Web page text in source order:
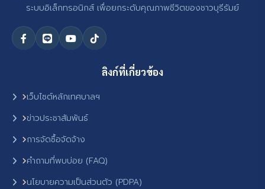
ระบบอิเล็กทรอนิกส์ เพื่อยกระดับคุณภาพชีวิตของชาวบุรีรัมย์
ลิงก์ที่เกี่ยวข้อง
เว็บไซต์หลักเทศบาลฯ
ข่าวประชาสัมพันธ์
การจัดซื้อจัดจ้าง
คำถามที่พบบ่อย (FAQ)
นโยบายความเป็นส่วนตัว (PDPA)